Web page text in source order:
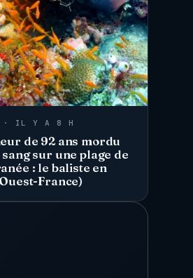
· IL Y A 8 H
de 92 ans mordu
sang sur une plage de
: le baliste en
France)